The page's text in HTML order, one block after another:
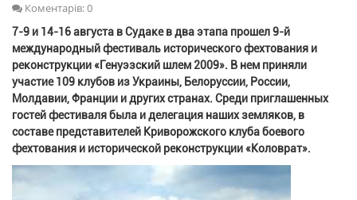
Коментарів: 0
7-9 и 14-16 августа в Судаке в два этапа прошел 9-й
международный фестиваль исторического фехтования и
реконструкции «Генуэзский шлем 2009». В нем приняли
участие 109 клубов из Украины, Белоруссии, России,
Молдавии, Франции и других странах. Среди приглашенных
гостей фестиваля была и делегация наших земляков, в
составе представителей Криворожского клуба боевого
фехтования и исторической реконструкции «Коловрат».